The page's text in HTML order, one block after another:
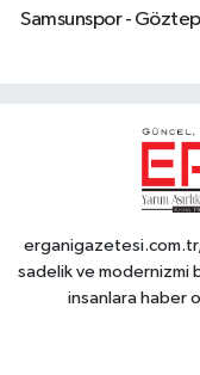
Samsunspor -
sadelik ve modernizmi
insanlara haber